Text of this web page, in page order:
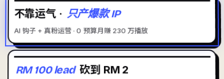
不靠运气 · 只产爆款 IP
AI 钩子 + 真粉运营 · 0 预算月赚 230 万播放
RM 100 lead 砍到 RM 2